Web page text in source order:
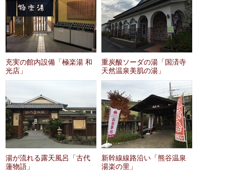
充実の館内設備「極楽湯 和
光店」
重炭酸ソーダの湯「国済寺
天然温泉美肌の湯」
湯が流れる露天風呂「古代
蓮物語」
新幹線線路沿い「熊谷温泉
湯楽の里」